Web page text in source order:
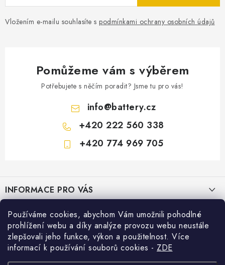
Používáme cookies, abychom Vám umožnili pohodlné
prohlížení webu a díky analýze provozu webu neustále
zlepšovali jeho funkce, výkon a použitelnost. Více
informací k používání souborů cookies - ZDE
Vložením e-mailu souhlasíte s podmínkami ochrany osobních údajů
Pomůžeme vám s výběrem
Potřebujete s něčím poradit? Jsme tu pro vás!
info@battery.cz
+420 222 560 338
+420 774 969 705
pINFORMACE PRO VÁS
KONTAKTY
POŠTOVNÉ A DOPRAVA
KONFIGURÁTOR AUTOBATERIÍ
PRODEJNY BATTERY.CZ
Prodejna Brno - Pražákova ul.
Prodejna Praha - Brožíkova ul.
Konfigurátor AUTOBATERIE
Konfigurátor AUTOBATERIE